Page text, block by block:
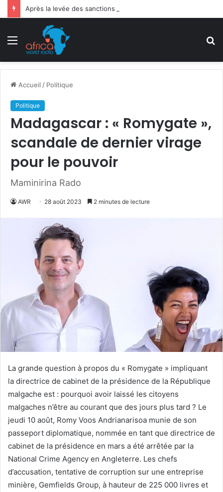
Menu
Accueil / Politique
Politique
Madagascar : « Romygate »,
scandale de dernier virage
pour le pouvoir
Maminirina Rado
AWR 28 août 2023 2 minutes de lecture
La grande question à propos du « Romygate » impliquant
la directrice de cabinet de la présidence de la République
malgache est : pourquoi avoir laissé les citoyens
malgaches n’être au courant que des jours plus tard ? Le
jeudi 10 août, Romy Voos Andrianarisoa munie de son
passeport diplomatique, nommée en tant que directrice de
cabinet de la présidence en mars a été arrêtée par la
National Crime Agency en Angleterre. Les chefs
d’accusation, tentative de corruption sur une entreprise
minière, Gemfields Group, à hauteur de 225 000 livres et